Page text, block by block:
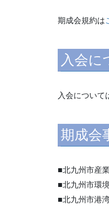
期成会規約は
入会に
入会について
期成会
■北九州市産
■北九州市環
■北九州市港